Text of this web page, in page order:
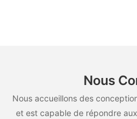
Nous
Nous accueillons des
et est capable de répondre